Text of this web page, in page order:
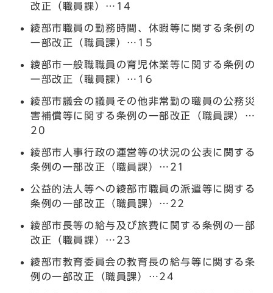
改正（職員課）…14
綾部市職員の勤務時間、休暇等に関する条例の
一部改正（職員課）…15
綾部市一般職職員の育児休業等に関する条例の
一部改正（職員課）…16
綾部市議会の議員その他非常勤の職員の公務災
害補償等に関する条例の一部改正（職員課）…
20
綾部市人事行政の運営等の状況の公表に関する
条例の一部改正（職員課）…21
公益的法人等への綾部市職員の派遣等に関する
条例の一部改正（職員課）…22
綾部市長等の給与及び旅費に関する条例の一部
改正（職員課）…23
綾部市教育委員会の教育長の給与等に関する条
例の一部改正（職員課）…24